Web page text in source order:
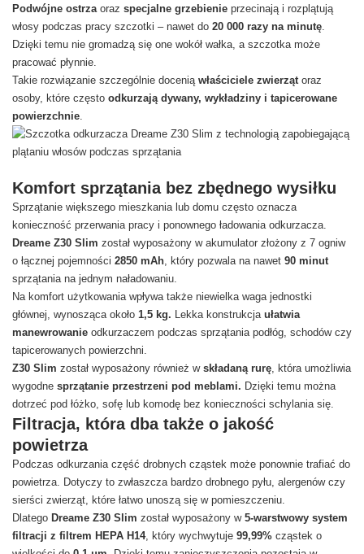
Podwójne ostrzaoraz specjalne grzebienie przecinają i rozplątują
włosy podczas pracy szczotki – nawet do 20 000 razy na minutę.
Dzięki temu nie gromadzą się one wokół wałka, a szczotka może
pracować płynnie.
Takie rozwiązanie szczególnie doceniąwłaściciele zwierząt oraz
osoby, które często odkurzają dywany, wykładziny i tapicerowane
powierzchnie.
Komfort sprzątania bez zbędnego wysiłku
Sprzątanie większego mieszkania lub domu często oznacza
konieczność przerwania pracy i ponownego ładowania odkurzacza.
Dreame Z30 Slim został wyposażony w akumulator złożony z 7 ogniw
o łącznej pojemności 2850 mAh, który pozwala na nawet 90 minut
sprzątania na jednym naładowaniu.
Na komfort użytkowania wpływa także niewielka waga jednostki
głównej, wynosząca około 1,5 kg. Lekka konstrukcja ułatwia
manewrowanie odkurzaczem podczas sprzątania podłóg, schodów czy
tapicerowanych powierzchni.
Z30 Slim został wyposażony również w składaną rurę, która umożliwia
wygodne sprzątanie przestrzeni pod meblami. Dzięki temu można
dotrzeć pod łóżko, sofę lub komodę bez konieczności schylania się.
Filtracja, która dba także o jakość
powietrza
Podczas odkurzania część drobnych cząstek może ponownie trafiać do
powietrza. Dotyczy to zwłaszcza bardzo drobnego pyłu, alergenów czy
sierści zwierząt, które łatwo unoszą się w pomieszczeniu.
Dlatego Dreame Z30 Slim został wyposażony w5-warstwowy system
filtracji z filtrem HEPA H14, który wychwytuje 99,99% cząstek o